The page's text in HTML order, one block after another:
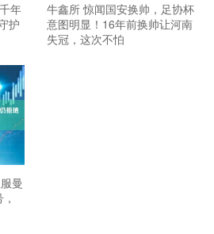
年
护
牛鑫所 惊闻国安换帅，足协杯
意图明显！16年前换帅让河南
失冠，这次不怕
曼